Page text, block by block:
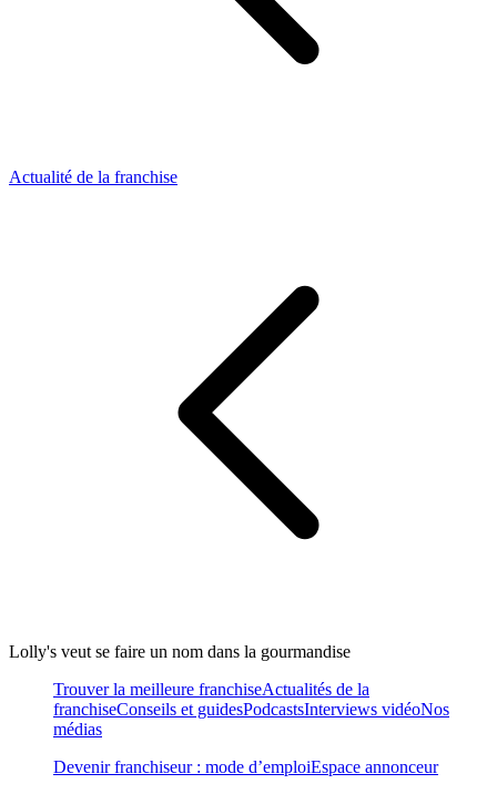
Actualité de la franchise
Lolly's veut se faire un nom dans la gourmandise
Trouver la meilleure franchiseActualités de la
franchiseConseils et guidesPodcastsInterviews vidéoNos
médias
Devenir franchiseur : mode d’emploiEspace annonceur